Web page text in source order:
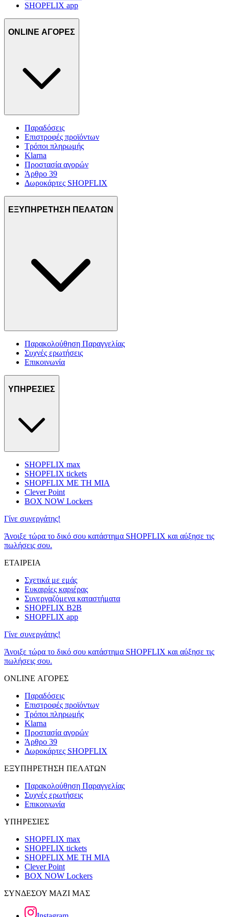
SHOPFLIX app
ONLINE ΑΓΟΡΕΣ
Παραδόσεις
Επιστροφές προϊόντων
Τρόποι πληρωμής
Klarna
Προστασία αγορών
Άρθρο 39
Δωροκάρτες SHOPFLIX
ΕΞΥΠΗΡΕΤΗΣΗ ΠΕΛΑΤΩΝ
Παρακολούθηση Παραγγελίας
Συχνές ερωτήσεις
Επικοινωνία
ΥΠΗΡΕΣΙΕΣ
SHOPFLIX max
SHOPFLIX tickets
SHOPFLIX ΜΕ ΤΗ ΜΙΑ
Clever Point
BOX NOW Lockers
Γίνε συνεργάτης!
Άνοιξε τώρα το δικό σου κατάστημα SHOPFLIX και αύξησε τις
πωλήσεις σου.
ΕΤΑΙΡΕΙΑ
Σχετικά με εμάς
Ευκαιρίες καριέρας
Συνεργαζόμενα καταστήματα
SHOPFLIX B2B
SHOPFLIX app
Γίνε συνεργάτης!
Άνοιξε τώρα το δικό σου κατάστημα SHOPFLIX και αύξησε τις
πωλήσεις σου.
ONLINE ΑΓΟΡΕΣ
Παραδόσεις
Επιστροφές προϊόντων
Τρόποι πληρωμής
Klarna
Προστασία αγορών
Άρθρο 39
Δωροκάρτες SHOPFLIX
ΕΞΥΠΗΡΕΤΗΣΗ ΠΕΛΑΤΩΝ
Παρακολούθηση Παραγγελίας
Συχνές ερωτήσεις
Επικοινωνία
ΥΠΗΡΕΣΙΕΣ
SHOPFLIX max
SHOPFLIX tickets
SHOPFLIX ΜΕ ΤΗ ΜΙΑ
Clever Point
BOX NOW Lockers
ΣΥΝΔΕΣΟΥ ΜΑΖΙ ΜΑΣ